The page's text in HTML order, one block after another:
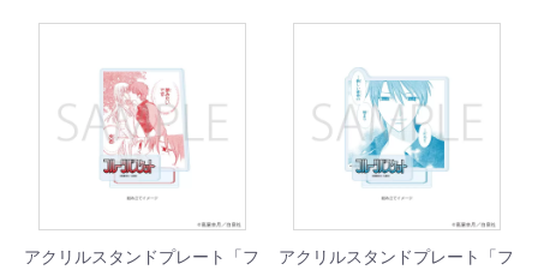
アクリルスタンドプレート「フ
アクリルスタンドプレート「フ